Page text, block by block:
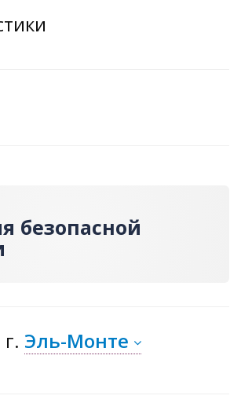
безопасной
Эль-Монте